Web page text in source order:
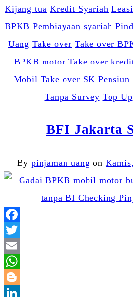
Kijang tua Kredit Syariah
BPKB Pembiayaan syariah
Uang Take over Take over
BPKB motor Take over
Mobil Take over SK Pensiun
Tanpa Survey Top Up
BFI Jakarta
By pinjaman uang on